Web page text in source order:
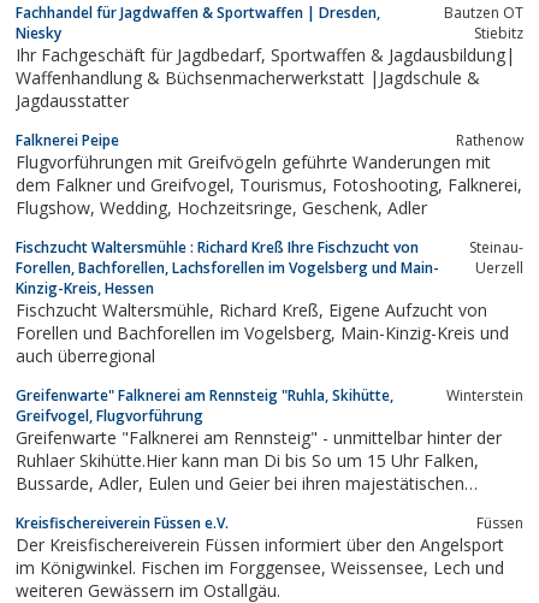
Fachhandel für Jagdwaffen & Sportwaffen | Dresden,
Niesky
Bautzen OT
Stiebitz
Ihr Fachgeschäft für Jagdbedarf, Sportwaffen & Jagdausbildung|
Waffenhandlung & Büchsenmacherwerkstatt |Jagdschule &
Jagdausstatter
Falknerei Peipe Rathenow
Flugvorführungen mit Greifvögeln geführte Wanderungen mit
dem Falkner und Greifvogel, Tourismus, Fotoshooting, Falknerei,
Flugshow, Wedding, Hochzeitsringe, Geschenk, Adler
Fischzucht Waltersmühle : Richard Kreß Ihre Fischzucht von
Forellen, Bachforellen, Lachsforellen im Vogelsberg und Main-
Kinzig-Kreis, Hessen
Steinau-
Uerzell
Fischzucht Waltersmühle, Richard Kreß, Eigene Aufzucht von
Forellen und Bachforellen im Vogelsberg, Main-Kinzig-Kreis und
auch überregional
Greifenwarte" Falknerei am Rennsteig "Ruhla, Skihütte,
Greifvogel, Flugvorführung
Winterstein
Greifenwarte "Falknerei am Rennsteig" - unmittelbar hinter der
Ruhlaer Skihütte.Hier kann man Di bis So um 15 Uhr Falken,
Bussarde, Adler, Eulen und Geier bei ihren majestätischen
die Greifvogelwelt und in eine jahrtausendalte Jagdart, die
Falknerei. Die...
Kreisfischereiverein Füssen e.V. Füssen
Der Kreisfischereiverein Füssen informiert über den Angelsport
im Königwinkel. Fischen im Forggensee, Weissensee, Lech und
weiteren Gewässern im Ostallgäu.